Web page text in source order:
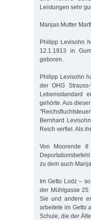
Leistungen sehr
Manjas Mutter
Philipp Levisohn
12.1.1913 in
geboren.
Philipp Levisohn
der OHG
Lebensstandard
gehörte. Aus
Bernhard
Reich verfiel. Als
Von Moorende
zu dem auch
Im Getto Lodz –
der Mühlgasse 25
Sie und andere
arbeitete im Getto
Schule, die der